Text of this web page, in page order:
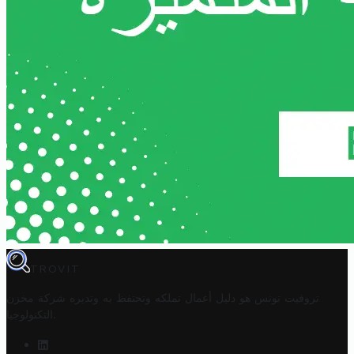
TROVIT
تروفيت تونس هو دليل أعمال تملكه وتحتفظ به وتديره
شركة مخزن
التكنولوجيا